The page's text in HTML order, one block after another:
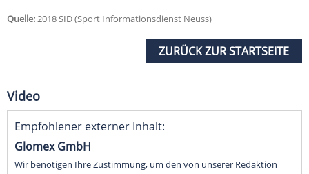
Quelle:2018 SID (Sport Informationsdienst Neuss)
ZURÜCK ZUR STARTSEITE
Video
Empfohlener externer Inhalt:
Glomex GmbH
Wir benötigen Ihre Zustimmung, um den von unserer Redaktion